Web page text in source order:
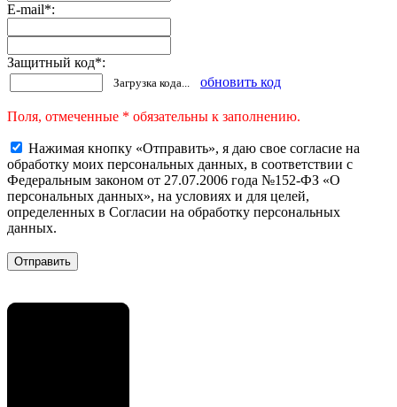
E-mail*:
Защитный код*:
Загрузка кода... обновить код
Поля, отмеченные * обязательны к заполнению.
Нажимая кнопку «Отправить», я даю свое согласие на
обработку моих персональных данных, в соответствии с
Федеральным законом от 27.07.2006 года №152-ФЗ «О
персональных данных», на условиях и для целей,
определенных в Согласии на обработку персональных
данных.